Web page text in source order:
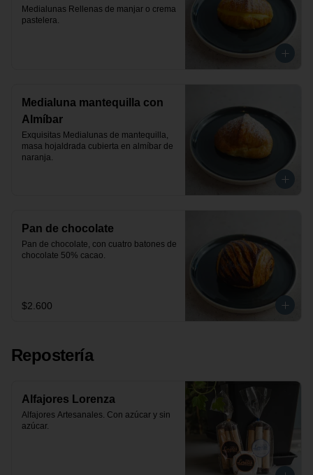
Medialunas Rellenas de manjar o crema
pastelera.
Medialuna mantequilla con
Almíbar
Exquisitas Medialunas de mantequilla,
masa hojaldrada cubierta en almíbar de
naranja.
Pan de chocolate
Pan de chocolate, con cuatro batones de
chocolate 50% cacao.
$2.600
Repostería
Alfajores Lorenza
Alfajores Artesanales. Con azúcar y sin
azúcar.